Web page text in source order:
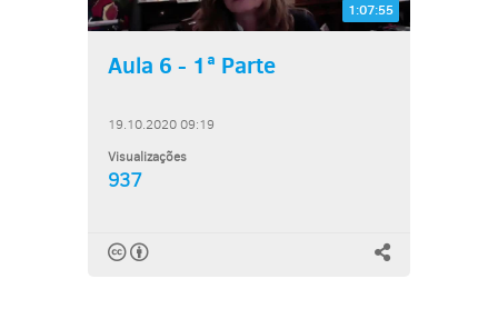
1:07:55
Aula 6 - 1ª Parte
19.10.2020 09:19
Visualizações
937